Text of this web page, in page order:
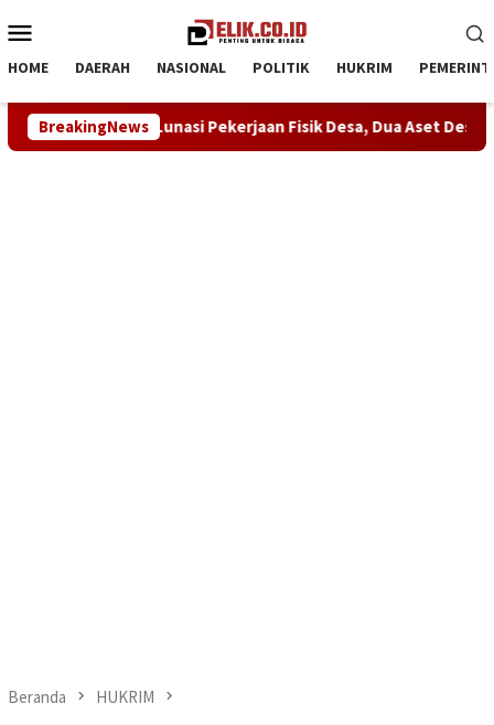
ke
Mobile
HOME DAERAH NASIONAL POLITIK HUKRIM
BreakingNews
Pekerjaan Fisik Desa, Dua Aset Desa Dijaminkan ke
Beranda HUKRIM